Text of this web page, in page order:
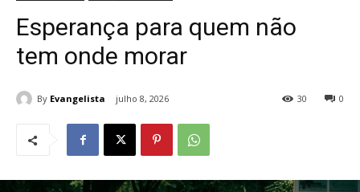
Esperança para quem não
tem onde morar
By Evangelista julho 8, 2026 0
30